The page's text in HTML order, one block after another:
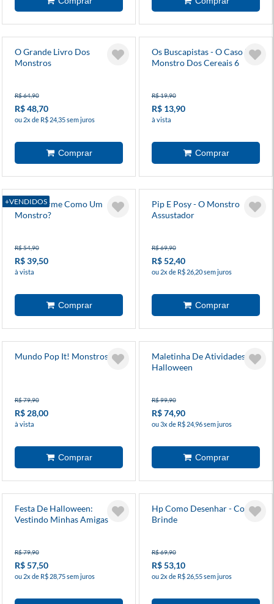
O Grande Livro Dos
Monstros
R$ 64,90
R$ 48,70
ou 2x de R$ 24,35 sem juros
Os Buscapistas - O Caso Do
Monstro Dos Cereais 6
R$ 19,90
R$ 13,90
à vista
+VENDIDOS
Você Dorme Como Um
Monstro?
R$ 54,90
R$ 39,50
à vista
Pip E Posy - O Monstro
Assustador
R$ 69,90
R$ 52,40
ou 2x de R$ 26,20 sem juros
Mundo Pop It! Monstros
R$ 79,90
R$ 28,00
à vista
Maletinha De Atividades
Halloween
R$ 99,90
R$ 74,90
ou 3x de R$ 24,96 sem juros
Festa De Halloween:
Vestindo Minhas Amigas
R$ 79,90
R$ 57,50
ou 2x de R$ 28,75 sem juros
Hp Como Desenhar - Com
Brinde
R$ 69,90
R$ 53,10
ou 2x de R$ 26,55 sem juros